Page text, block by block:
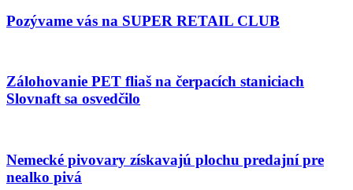
Pozývame vás na SUPER RETAIL CLUB
Zálohovanie PET fliaš na čerpacích staniciach
Slovnaft sa osvedčilo
Nemecké pivovary získavajú plochu predajní pre
nealko pivá